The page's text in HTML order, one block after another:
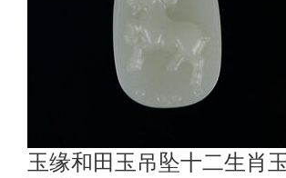
玉缘和田玉吊坠十二生肖